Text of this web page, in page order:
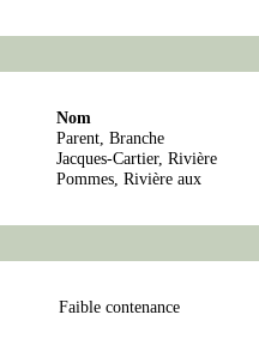
Nom
Parent, Branche
Jacques-Cartier, Rivière
Pommes, Rivière aux
Faible contenance